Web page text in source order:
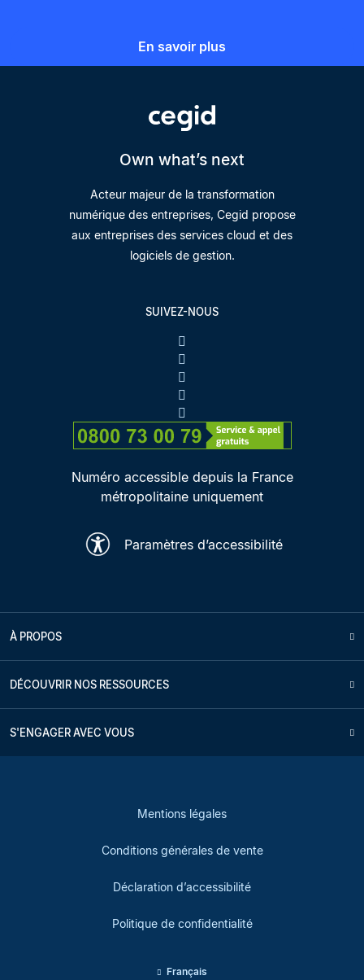
En savoir plus
Own what’s next
Acteur majeur de la transformation
numérique des entreprises, Cegid propose
aux entreprises des services cloud et des
logiciels de gestion.
SUIVEZ-NOUS
Numéro accessible depuis la France
métropolitaine uniquement
Paramètres d’accessibilité
À PROPOS
DÉCOUVRIR NOS RESSOURCES
S'ENGAGER AVEC VOUS
Mentions légales
Conditions générales de vente
Déclaration d’accessibilité
Politique de confidentialité
Français